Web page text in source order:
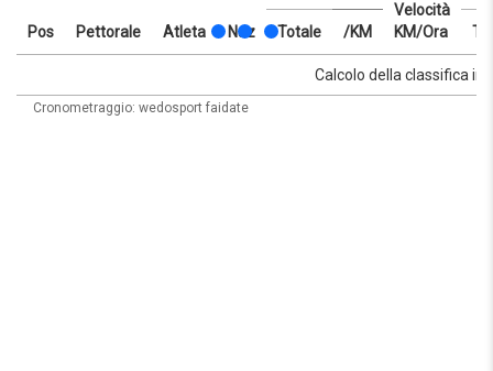
Pos Pettorale Atleta Naz
Velocità
KM/Ora
Totale /KM
Tempo
Velocità
Totale /KM
Calcolo della classifica in
Cronometraggio: wedosport faidate